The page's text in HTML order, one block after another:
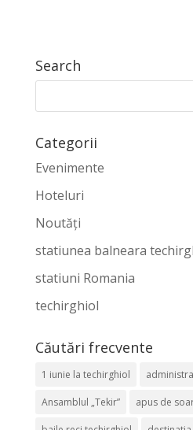
Search
Categorii
Evenimente
Hoteluri
Noutăți
statiunea balneara
statiuni Romania
techirghiol
Căutări frecvente
1 iunie la techirghiol
Ansamblul „Tekir” apus de